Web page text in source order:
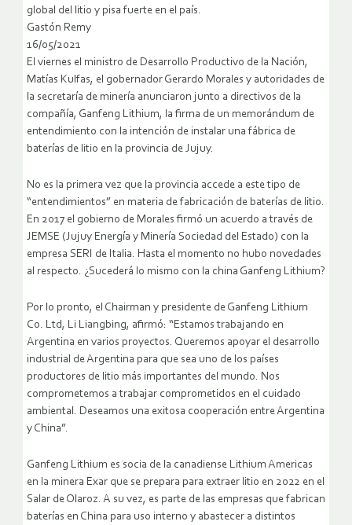
global del litio y pisa fuerte en el país.
Gastón Remy
16/05/2021
El viernes el ministro de Desarrollo Productivo de la Nación,
Matías Kulfas, el gobernador Gerardo Morales y autoridades de
la secretaría de minería anunciaron junto a directivos de la
compañía, Ganfeng Lithium, la firma de un memorándum de
entendimiento con la intención de instalar una fábrica de
baterías de litio en la provincia de Jujuy.
No es la primera vez que la provincia accede a este tipo de
“entendimientos” en materia de fabricación de baterías de litio.
En 2017 el gobierno de Morales firmó un acuerdo a través de
JEMSE (Jujuy Energía y Minería Sociedad del Estado) con la
empresa SERI de Italia. Hasta el momento no hubo novedades
al respecto. ¿Sucederá lo mismo con la china Ganfeng Lithium?
Por lo pronto, el Chairman y presidente de Ganfeng Lithium
Co. Ltd, Li Liangbing, afirmó: “Estamos trabajando en
Argentina en varios proyectos. Queremos apoyar el desarrollo
industrial de Argentina para que sea uno de los países
productores de litio más importantes del mundo. Nos
comprometemos a trabajar comprometidos en el cuidado
ambiental. Deseamos una exitosa cooperación entre Argentina
y China”.
Ganfeng Lithium es socia de la canadiense Lithium Americas
en la minera Exar que se prepara para extraer litio en 2022 en el
Salar de Olaroz. A su vez, es parte de las empresas que fabrican
baterías en China para uso interno y abastecer a distintos